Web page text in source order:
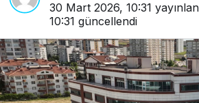
30 Mart 2026, 10:31
10:31 güncellendi